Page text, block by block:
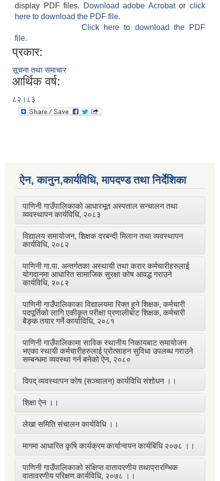
display PDF files.
Download adobe Acrobatorclick
here to download the PDF file.
Click here to download the PDF
file.
प्रकार:
सूचना तथा समाचार
आर्थिक वर्ष:
८२।८३
ऐन, कानुन,कार्यविधि, मापदण्ड तथा निर्देशिका
पाणिनी गाउँपालिकाको आधारभूत अस्पताल सन्चालन तथा
व्यवस्थापन कार्यविधि, २०८३
विद्यालय समायोजन, शिक्षक दरबन्दी मिलान तथा व्यवस्थापन
कार्यविधि, २०८२
पाणिनी गा.पा. अन्तर्गतका अस्थायी तथा करार कर्मचारीहरुलाई
योगदानमा आधारित सामाजिक सुरक्षा कोष आवद्ध गराउने
कार्यविधि, २०८२
पाणिनी गाउँपालिकाका विद्यालयमा रिक्त हुने शिक्षक, कर्मचारी
पदपूर्तिको लागि एकीकृत परीक्षा प्रणालीबाट शिक्षक, कर्मचारी
बैङ्क तयार गर्ने कार्याविधि, २०८१
पाणिनी गाउँपालिकामा साविक स्थानीय निकायबाट समायोजन
भएका स्थायी कर्मचारीहरुलाई प्रोत्साहन सुविधा उपलब्ध गराउने
सम्बन्धमा व्यवस्था गर्न बनेको ऐन, २०८०
विपद् व्यवस्थापन कोष (सञ्चालन) कार्यविधि संशोधन ।।
शिक्षा ऐन ।।
लेखा समिति संचालन कार्यविधि ।।
मागमा आधारित कृषि कार्यक्रम कार्यान्वयन कार्यबिधि २०७८ ।।
पाणिनी गाउँपालिकाको संक्षिप्त वातावरणीय तथाप्रारम्भिक
वातावरणीय परिक्षण कार्यविधि, २०७८ ।।